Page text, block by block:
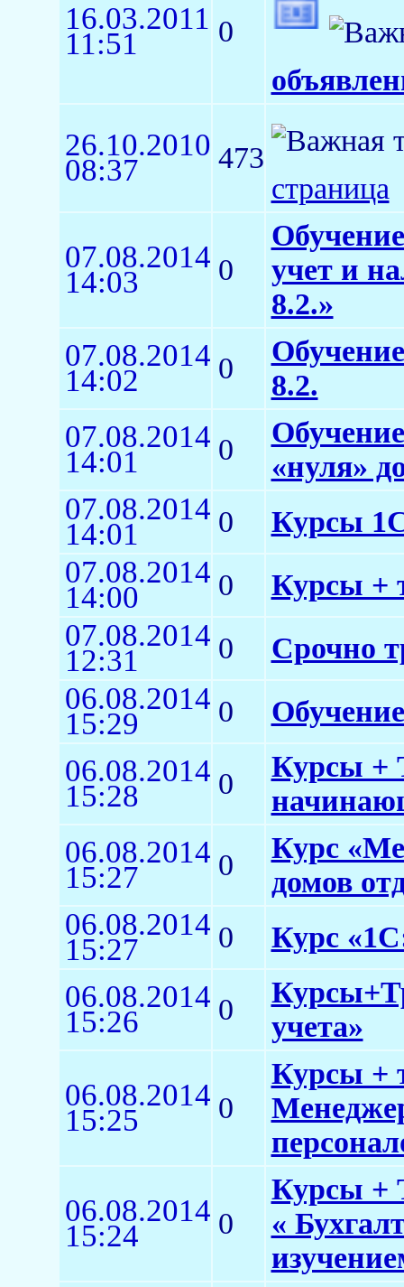
16.03.2011
11:51
0
26.10.2010
08:37
473
страница
07.08.2014
14:03 0
учет и
8.2.»
07.08.2014
14:02 0
8.2.
07.08.2014
14:01 0
«нуля»
07.08.2014
14:01 0 Курсы
07.08.2014
14:00 0 Курсы +
07.08.2014
12:31 0 Срочно
06.08.2014
15:29 0
06.08.2014
15:28 0
Курсы +
06.08.2014
15:27 0
Курс
домов
06.08.2014
15:27 0 Курс
06.08.2014
15:26 0
учета»
06.08.2014
15:25 0
Курсы +
06.08.2014
15:24 0
Курсы +
«